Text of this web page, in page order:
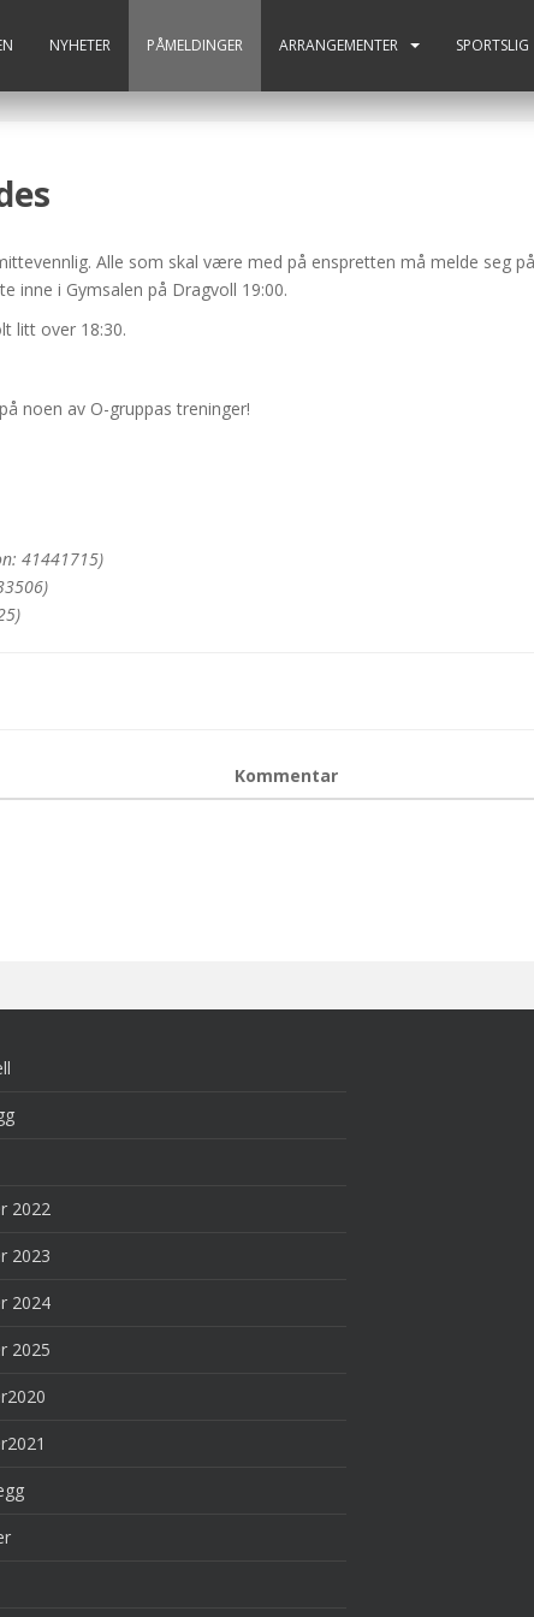
NYHETER PÅMELDINGER ARRANGEMENTER SPORTSLIG
Alle som skal være med på enspretten må melde seg
inne i Gymsalen på Dragvoll 19:00.
litt over 18:30.
noen av O-gruppas treninger!
41441715)
Kommentar
2022
2023
2024
2025